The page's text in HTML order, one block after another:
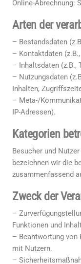
Online-Abrechnung:
Arten der
– Bestandsdaten
– Kontaktdaten
– Inhaltsdaten (z.B.,
– Nutzungsdaten
Inhalten,
– Meta-/
IP-Adressen).
Kategorien
Besucher und
bezeichnen wir die
zusammenfassend
Zweck der
–
Funktionen und
– Beantwortung von
mit Nutzern.
–